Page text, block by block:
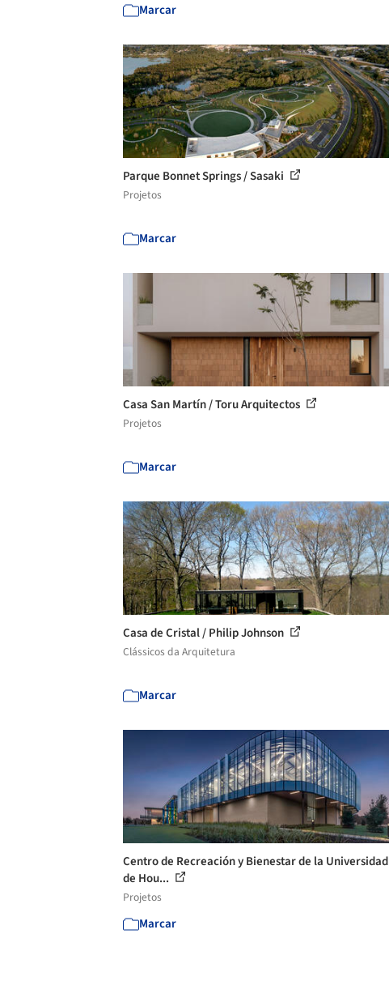
Marcar
Parque Bonnet Springs / Sasaki
Projetos
Marcar
Casa San Martín / Toru Arquitectos
Projetos
Marcar
Casa de Cristal / Philip Johnson
Clássicos da Arquitetura
Marcar
Centro de Recreación y Bienestar de la Universidad
de Hou...
Projetos
Marcar